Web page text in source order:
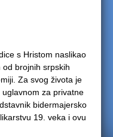
s Hristom naslikao
brojnih srpskih
Za svog života je
za privatne
bidermajersko
19. veka i ovu